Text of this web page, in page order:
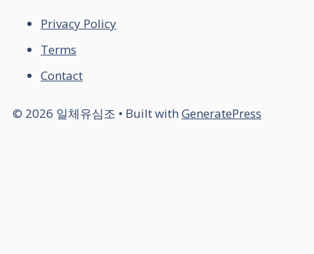
Privacy Policy
Terms
Contact
© 2026 일체유심조 • Built with GeneratePress